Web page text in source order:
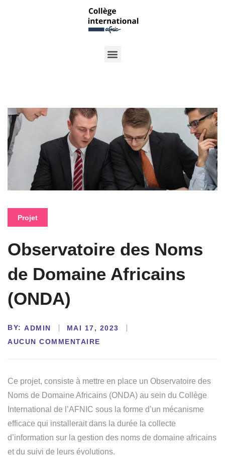
Projet
Observatoire des Noms
de Domaine Africains
(ONDA)
BY: ADMIN
MAI 17, 2023
AUCUN COMMENTAIRE
Ce projet, consiste à mettre en place un Observatoire des
Noms de Domaine Africains (ONDA) au sein du Collège
International de l’AFNIC sous la forme d’un mécanisme
efficace qui installerait dans la durée la collecte
d’information sur la gestion des noms de domaine africains
et du suivi de leurs évolutions.